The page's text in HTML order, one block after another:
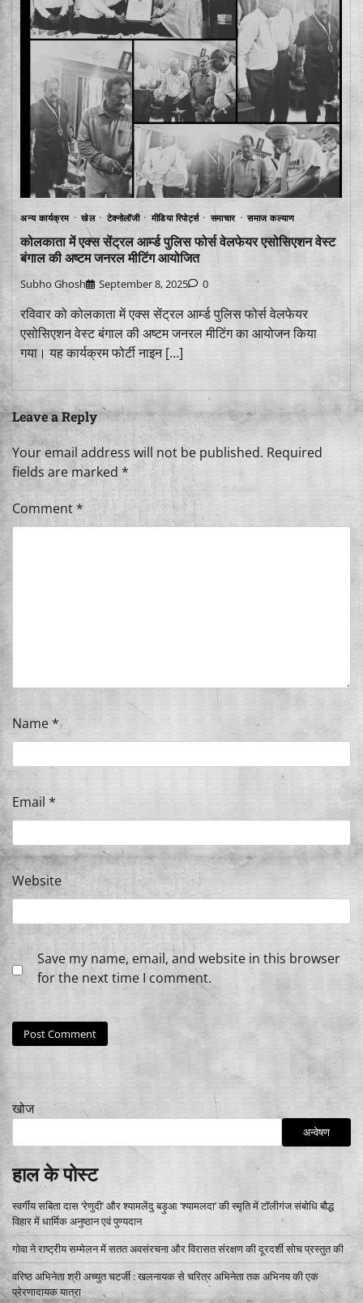
अन्य कार्यक्रम खेल टेक्नोलॉजी मीडिया रिपोर्ट्स समाचार समाज कल्याण
कोलकाता में एक्स सेंट्रल आर्म्ड पुलिस फोर्स वेलफेयर एसोसिएशन वेस्ट
बंगाल की अष्टम जनरल मीटिंग आयोजित
Subho Ghosh September 8, 2025 0
रविवार को कोलकाता में एक्स सेंट्रल आर्म्ड पुलिस फोर्स वेलफेयर
एसोसिएशन वेस्ट बंगाल की अष्टम जनरल मीटिंग का आयोजन किया
गया। यह कार्यक्रम फोर्टी नाइन […]
Leave a Reply
Your email address will not be published. Required
fields are marked *
Comment*
Name*
Email *
Website
Save my name, email, and website in this browser
for the next time I comment.
खोज
अन्वेषण
हाल के पोस्ट
स्वर्गीय सबिता दास ‘रेणुदी’ और श्यामलेंदु बड़ुआ ‘श्यामलदा’ की स्मृति में टॉलीगंज संबोधि बौद्ध
विहार में धार्मिक अनुष्ठान एवं पुण्यदान
गोवा ने राष्ट्रीय सम्मेलन में सतत अवसंरचना और विरासत संरक्षण की दूरदर्शी सोच प्रस्तुत की
वरिष्ठ अभिनेता श्री अच्युत चटर्जी : खलनायक से चरित्र अभिनेता तक अभिनय की एक
प्रेरणादायक यात्रा